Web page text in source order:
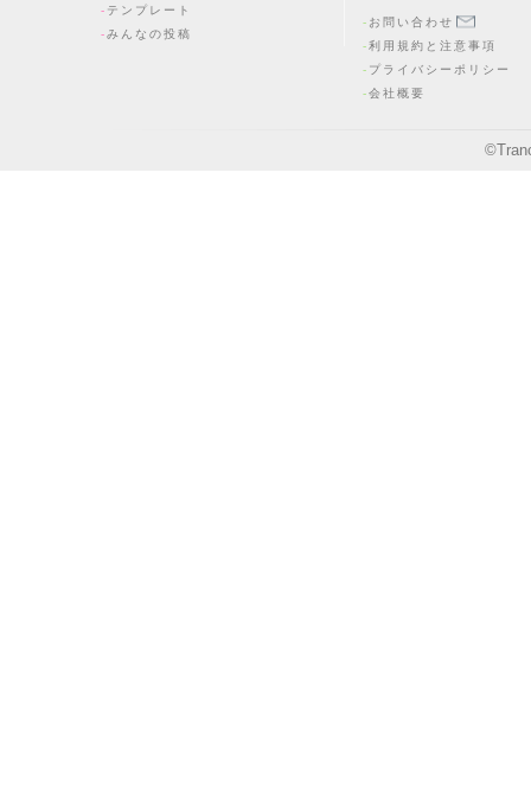
テンプレート
みんなの投稿
お問い合わせ
利用規約と注意事項
プライバシーポリシー
会社概要
©